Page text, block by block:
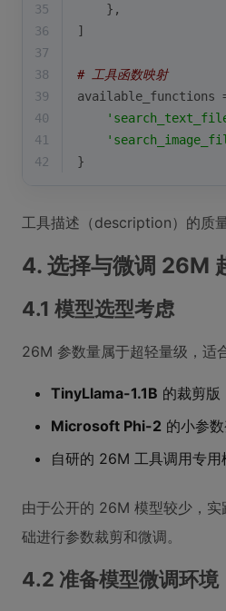
35
    },
36
]
37
38
# 工具函数映射
39
available_functions
40
41
42
}
工具描述（description）的质
4. 选择与微调 26M
4.1 模型选型考虑
26M 参数量属于超轻量级，适
TinyLlama-1.1B 的裁剪版
Microsoft Phi-2 的小参
自研的 26M 工具调用专用
由于公开的 26M 模型较少，
础进行参数裁剪和微调。
4.2 准备模型微调环境